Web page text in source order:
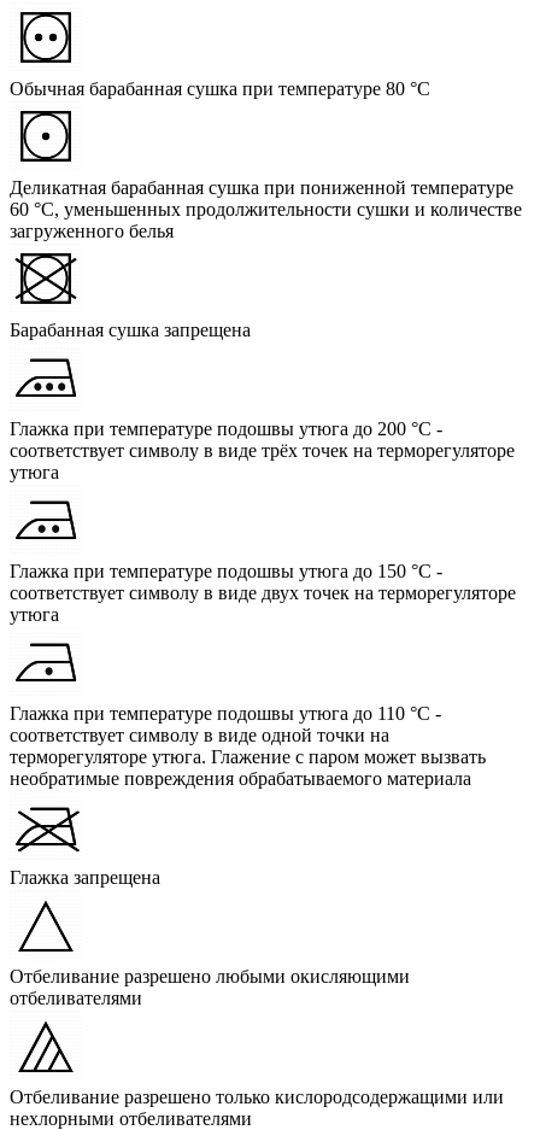
Обычная барабанная сушка при температуре 80 °C
Деликатная барабанная сушка при пониженной температуре
60 °C, уменьшенных продолжительности сушки и количестве
загруженного белья
Барабанная сушка запрещена
Глажка при температуре подошвы утюга до 200 °C -
соответствует символу в виде трёх точек на терморегуляторе
утюга
Глажка при температуре подошвы утюга до 150 °C -
соответствует символу в виде двух точек на терморегуляторе
утюга
Глажка при температуре подошвы утюга до 110 °C -
соответствует символу в виде одной точки на
терморегуляторе утюга. Глажение с паром может вызвать
необратимые повреждения обрабатываемого материала
Глажка запрещена
Отбеливание разрешено любыми окисляющими
отбеливателями
Отбеливание разрешено только кислородсодержащими или
нехлорными отбеливателями